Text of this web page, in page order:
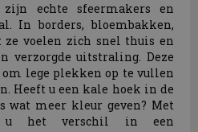
echte sfeermakers en
In borders, bloembakken,
ze voelen zich snel thuis en
verzorgde uitstraling. Deze
lege plekken op te vullen
Heeft u een kale hoek in de
wat meer kleur geven? Met
u het verschil in een